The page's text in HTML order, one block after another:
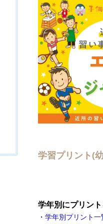
学習プリント(
学年別にプリン
・ 学年別プリント一